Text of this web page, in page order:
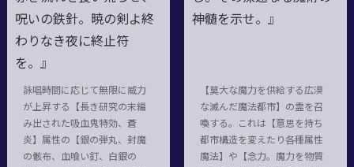
呪いの鉄針。暁の剣よ終
わりなき夜に終止符
を。』
詠唱時間に応じて無限に威力
が上昇する【長き研究の末編
み出された吸血鬼特効、蒼
炎】属性の【銀の弾丸、封魔
の骸布、血喰い釘、白銀の
神髄を示せ。』
【莫大な魔力を供給する広漠
な滅んだ魔法都市】の霊を召
喚する。これは【意思を持ち
都市構造を変えたり各種属性
魔法】や【念力。魔力を物質